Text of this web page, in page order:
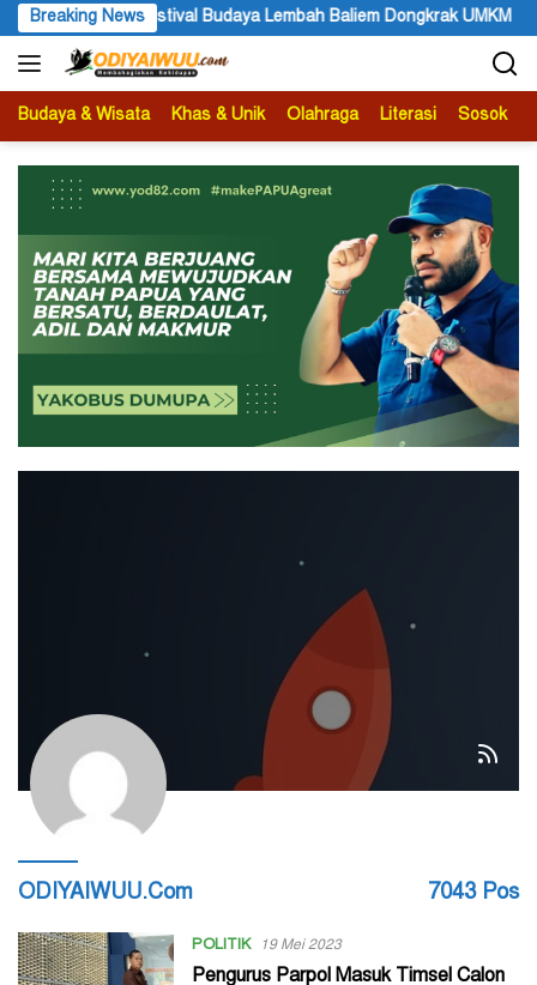
Langsung
ke
konten
Breaking News
Murip: Festival Budaya Lembah Baliem Dongkrak UMKM
Budaya & Wisata Khas & Unik Olahraga Literasi Sosok
ODIYAIWUU.com 7043 Pos
POLITIK 19 Mei 2023
Pengurus Parpol Masuk Timsel Calon